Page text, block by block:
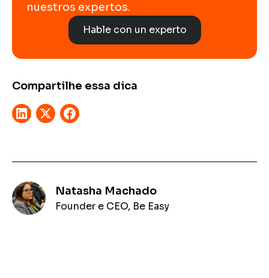
nuestros expertos.
Hable con un experto
Compartilhe essa dica
Natasha Machado
Founder e CEO, Be Easy